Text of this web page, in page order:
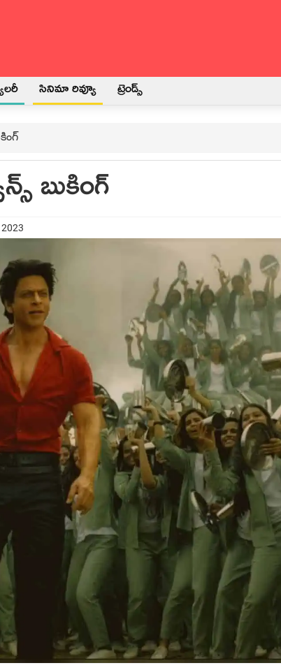
సినిమా రివ్యూ ట్రెండ్స్
బుకింగ్